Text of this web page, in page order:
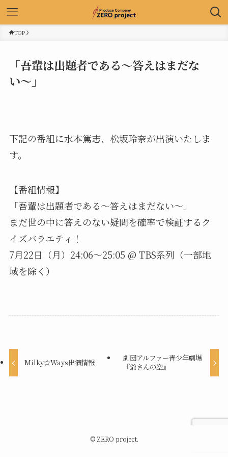
TOP
「吾輩は出題者である〜答えはまだな
い〜」
下記の番組に水本篤志、松坂玲奈が出演いたしま
す。
【番組情報】
「吾輩は出題者である〜答えはまだない〜」
まだ世の中に答えのない疑問を確率で検証するク
イズバラエティ！
7月22日（月）24:06〜25:05 @ TBS系列（一部地
域を除く）
Milky☆Ways出演情報
劇団アルファー青少年劇場
『爺さんの空』
©ZERO project.